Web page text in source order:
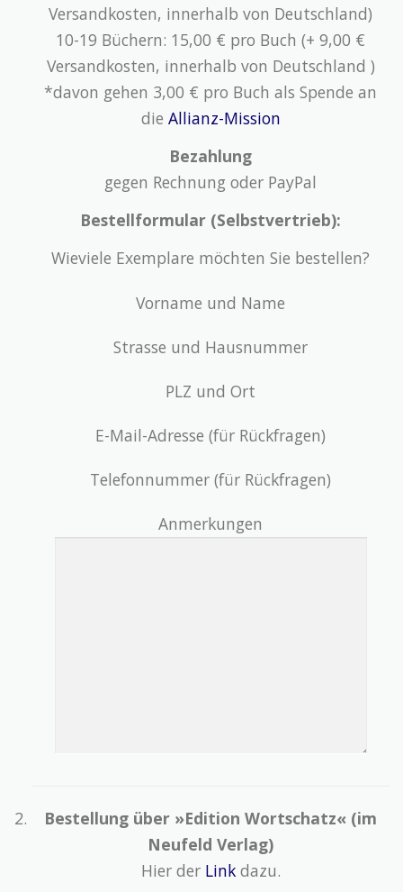
Versandkosten, innerhalb von Deutschland)
10-19 Büchern: 15,00 € pro Buch (+ 9,00 €
Versandkosten, innerhalb von Deutschland )
*davon gehen 3,00 € pro Buch als Spende an
die Allianz-Mission
Bezahlung
gegen Rechnung oder PayPal
Bestellformular (Selbstvertrieb):
Wieviele Exemplare möchten Sie bestellen?
Vorname und Name
Strasse und Hausnummer
PLZ und Ort
E-Mail-Adresse (für Rückfragen)
Telefonnummer (für Rückfragen)
Anmerkungen
Bestellung über »Edition Wortschatz« (im
Neufeld Verlag)
Hier der Linkdazu.